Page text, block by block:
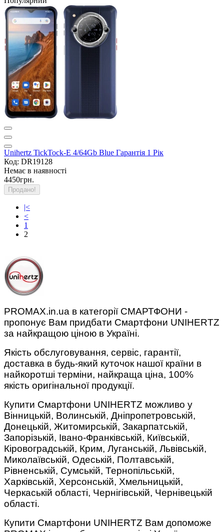
Unihertz TickTock-E 4/64Gb Blue Гарантія 1 Рік
Код: DR19128
Немає в наявності
4450грн.
Продано!
|<
<
1
2
PROMAX.in.ua в категорії СМАРТФОНИ -
пропонує Вам придбати Смартфони UNIHERTZ
за найкращою ціною в Україні.
Якість обслуговування, сервіс, гарантії,
доставка в будь-який куточок нашої країни в
найкоротші терміни, найкраща ціна, 100%
якість оригінальної продукції.
Купити Смартфони UNIHERTZ можливо у
Вінницькій, Волинській, Дніпропетровській,
Донецькій, Житомирській, Закарпатській,
Запорізькій, Івано-Франківській, Київській,
Кіровоградській, Крим, Луганській, Львівській,
Миколаївській, Одеській, Полтавській,
Рівненській, Сумській, Тернопільській,
Харківській, Херсонській, Хмельницькій,
Черкаській області, Чернігівській, Чернівецькій
області.
Купити Смартфони UNIHERTZ Вам допоможе